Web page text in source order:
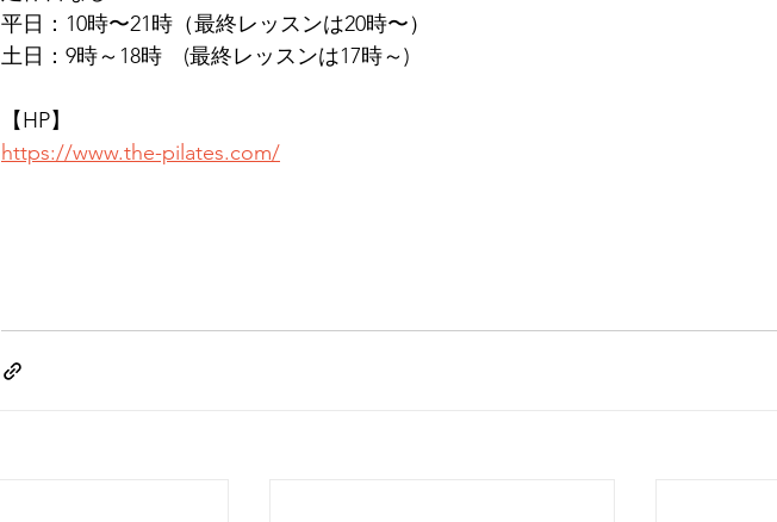
平日：10時〜21時（最終レッスンは20時〜）
土日：9時～18時　(最終レッスンは17時～)
【HP】
https://www.the-pilates.com/